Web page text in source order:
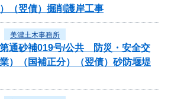
（翌債）掘削護岸工事
美濃土木事務所
第通砂補019号/公共 防災・安全交
）（国補正分）（翌債）砂防堰堤